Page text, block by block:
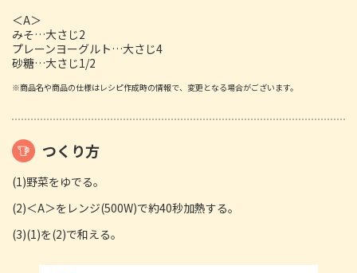
＜A＞
みそ…大さじ2
プレーンヨーグルト…大さじ4
砂糖…大さじ1/2
※商品名や商品の仕様はレシピ作成時の情報で、変更となる場合がございます。
つくり方
(1)野菜をゆでる。
(2)＜A＞をレンジ(500W)で約40秒加熱する。
(3)(1)を(2)で和える。